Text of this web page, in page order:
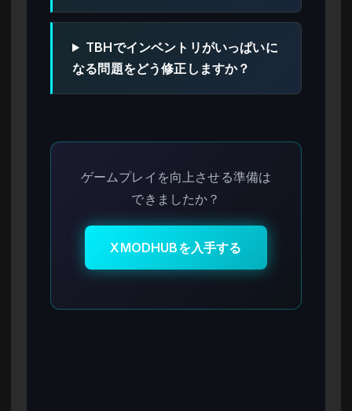
TBHでインベントリがいっぱいに
なる問題をどう修正しますか？
ゲームプレイを向上させる準備は
できましたか？
XMODHUBを入手する